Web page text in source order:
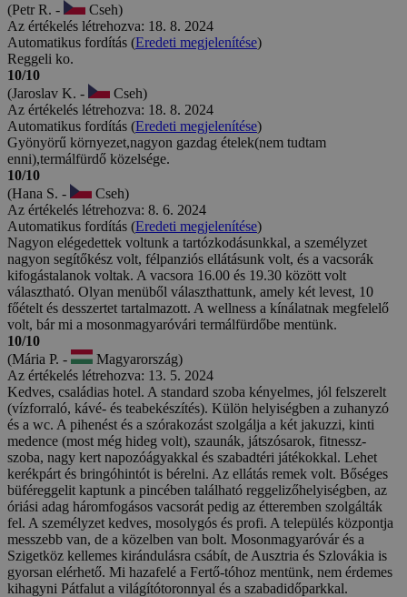
(Petr R. -
Cseh)
Az értékelés létrehozva: 18. 8. 2024
Automatikus fordítás (Eredeti megjelenítése)
Reggeli ko.
10/10
(Jaroslav K. -
Cseh)
Az értékelés létrehozva: 18. 8. 2024
Automatikus fordítás (Eredeti megjelenítése)
Gyönyörű környezet,nagyon gazdag ételek(nem tudtam
enni),termálfürdő közelsége.
10/10
(Hana S. -
Cseh)
Az értékelés létrehozva: 8. 6. 2024
Automatikus fordítás (Eredeti megjelenítése)
Nagyon elégedettek voltunk a tartózkodásunkkal, a személyzet
nagyon segítőkész volt, félpanziós ellátásunk volt, és a vacsorák
kifogástalanok voltak. A vacsora 16.00 és 19.30 között volt
választható. Olyan menüből választhattunk, amely két levest, 10
főételt és desszertet tartalmazott. A wellness a kínálatnak megfelelő
volt, bár mi a mosonmagyaróvári termálfürdőbe mentünk.
10/10
(Mária P. -
Magyarország)
Az értékelés létrehozva: 13. 5. 2024
Kedves, családias hotel. A standard szoba kényelmes, jól felszerelt
(vízforraló, kávé- és teabekészítés). Külön helyiségben a zuhanyzó
és a wc. A pihenést és a szórakozást szolgálja a két jakuzzi, kinti
medence (most még hideg volt), szaunák, játszósarok, fitnessz-
szoba, nagy kert napozóágyakkal és szabadtéri játékokkal. Lehet
kerékpárt és bringóhintót is bérelni. Az ellátás remek volt. Bőséges
büféreggelit kaptunk a pincében található reggelizőhelyiségben, az
óriási adag háromfogásos vacsorát pedig az étteremben szolgálták
fel. A személyzet kedves, mosolygós és profi. A település központja
messzebb van, de a közelben van bolt. Mosonmagyaróvár és a
Szigetköz kellemes kirándulásra csábít, de Ausztria és Szlovákia is
gyorsan elérhető. Mi hazafelé a Fertő-tóhoz mentünk, nem érdemes
kihagyni Pátfalut a világítótoronnyal és a szabadidőparkkal.